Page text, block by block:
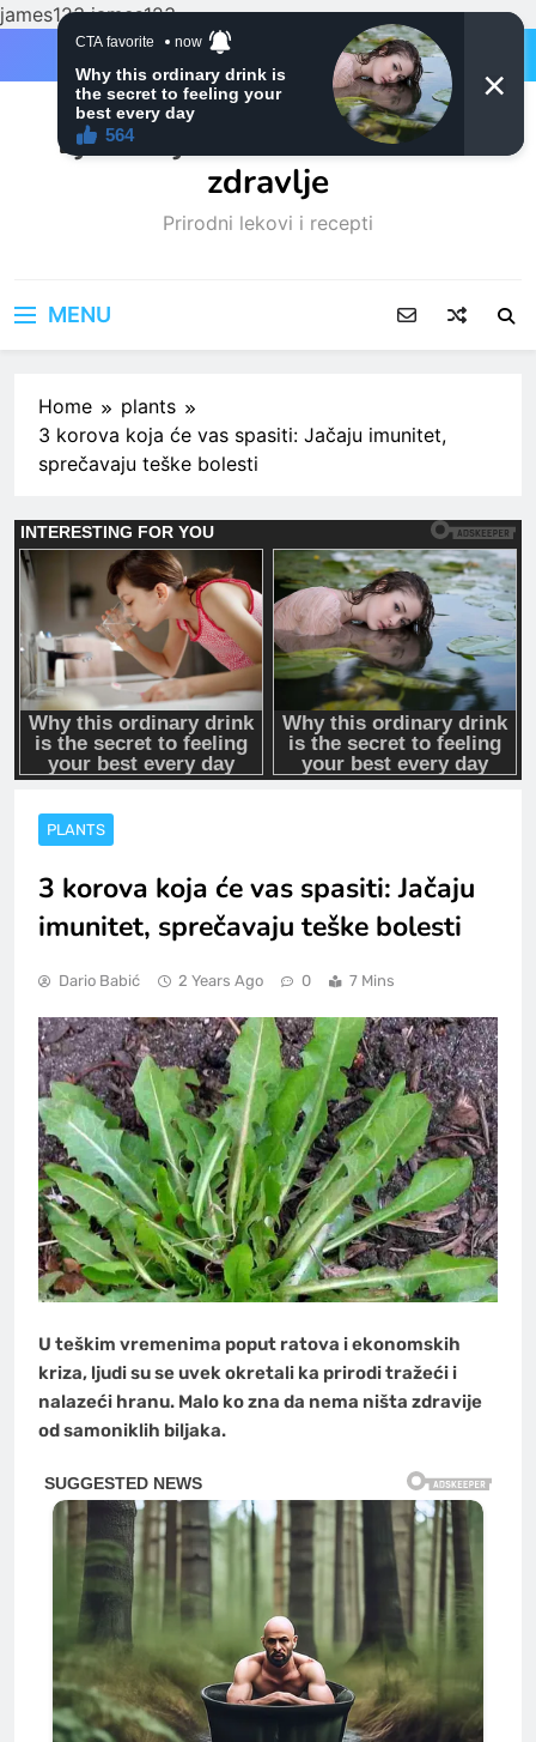
james123james123
Ljubitelji mačaka i Prirodno
zdravlje
Prirodni lekovi i recepti
MENU
Home
plants
3 korova koja će vas spasiti: Jačaju imunitet,
sprečavaju teške bolesti
PLANTS
3 korova koja će vas spasiti: Jačaju
imunitet, sprečavaju teške bolesti
Dario Babić 2 Years Ago 0 7 Mins
U teškim vremenima poput ratova i ekonomskih
kriza, ljudi su se uvek okretali ka prirodi tražeći i
nalazeći hranu. Malo ko zna da nema ništa zdravije
od samoniklih biljaka.